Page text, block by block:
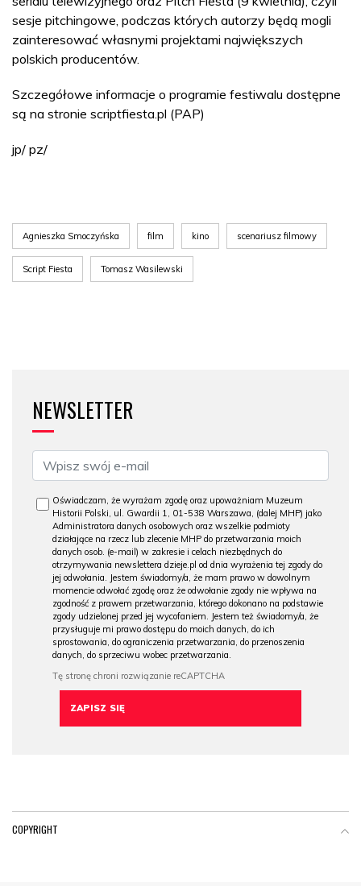
sesje pitchingowe, podczas których autorzy będą mogli
zainteresować własnymi projektami największych
polskich producentów.
Szczegółowe informacje o programie festiwalu dostępne
są na stronie scriptfiesta.pl (PAP)
jp/ pz/
Agnieszka Smoczyńska film kino scenariusz filmowy
Script Fiesta Tomasz Wasilewski
NEWSLETTER
Oświadczam, że wyrażam zgodę oraz upoważniam Muzeum
Historii Polski, ul. Gwardii 1, 01-538 Warszawa, (dalej MHP) jako
Administratora danych osobowych oraz wszelkie podmioty
działające na rzecz lub zlecenie MHP do przetwarzania moich
danych osob. (e-mail) w zakresie i celach niezbędnych do
otrzymywania newslettera dzieje.pl od dnia wyrażenia tej zgody do
jej odwołania. Jestem świadomy/a, że mam prawo w dowolnym
momencie odwołać zgodę oraz że odwołanie zgody nie wpływa na
zgodność z prawem przetwarzania, którego dokonano na podstawie
zgody udzielonej przed jej wycofaniem. Jestem też świadomy/a, że
przysługuje mi prawo dostępu do moich danych, do ich
sprostowania, do ograniczenia przetwarzania, do przenoszenia
danych, do sprzeciwu wobec przetwarzania.
COPYRIGHT